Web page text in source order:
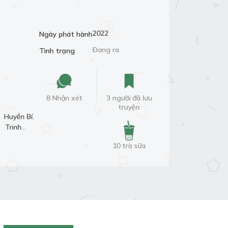
Huyền Bí,
Trinh
Ngày phát hành2022
Tình trạng
Đang ra
8 Nhận xét
3 người đã lưu
truyện
10 trà sữa